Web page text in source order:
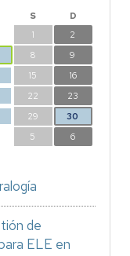
S
D
1
2
8
9
15
16
22
23
29
30
5 6
de
ELE en